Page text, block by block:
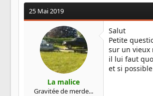
t
e
u
t
d
e
d
é
b
u
t
25 Mai 2019
La malice
Gravitée de merde...
Salut
Petite
sur un vieux
il lui faut
et si